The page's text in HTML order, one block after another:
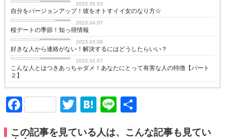
2023.05.03
自分をバージョンアップ！彼をオトすイイ女のなり方☆
love
2023.04.07
桜デートの季節！知っ得情報
恋愛コラム
2023.03.08
好きな人から連絡がない！解決するにはどうしたらいい？
恋愛コラム
2023.02.07
こんな人とはつきあっちゃダメ！あなたにとって有害な人の特徴【パート
２】
FacebookTwitter
Hatena
Line
この記事を見ている人は、こんな記事も見てい